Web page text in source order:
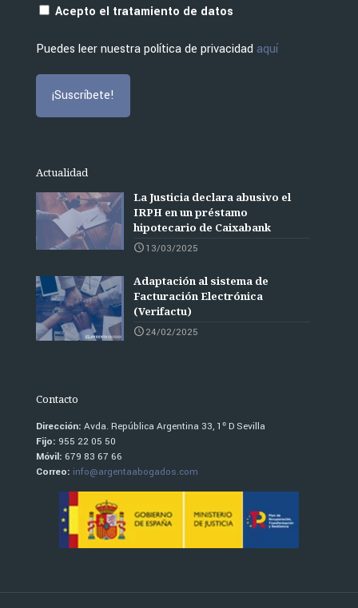
Acepto el tratamiento de datos
Puedes leer nuestra política de privacidad aquí
Actualidad
La Justicia declara abusivo el
IRPH en un préstamo
hipotecario de Caixabank
13/03/2025
Adaptación al sistema de
Facturación Electrónica
(Verifactu)
24/02/2025
Contacto
Dirección: Avda. República Argentina 33, 1º D Sevilla
Fijo: 955 22 05 50
Móvil: 679 83 67 66
Correo: info@argentaabogados.com